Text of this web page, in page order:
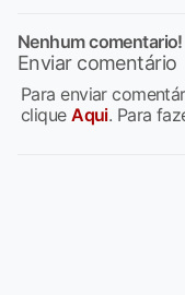
Nenhum comentario!
Enviar comentário
Para enviar
cliqueAqui. Para